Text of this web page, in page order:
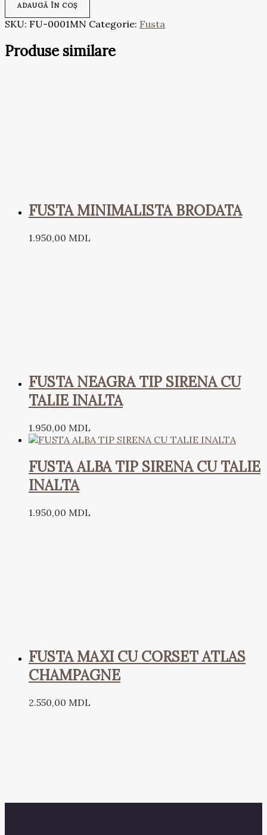
ADAUGĂ ÎN COȘ
SKU: FU-0001MN Categorie: Fusta
Produse similare
FUSTA MINIMALISTA BRODATA
1.950,00 MDL
FUSTA NEAGRA TIP SIRENA CU
TALIE INALTA
1.950,00 MDL
FUSTA ALBA TIP SIRENA CU TALIE
INALTA
1.950,00 MDL
FUSTA MAXI CU CORSET ATLAS
CHAMPAGNE
2.550,00 MDL